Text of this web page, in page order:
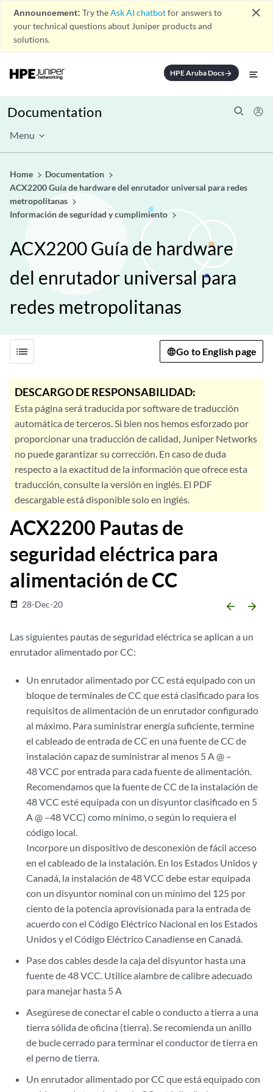
Announcement: Try theAsk AI chatbotfor answers to
your technical questions about Juniper products and
solutions.
close
HPE Aruba Docsarrow_forward
Documentation
Menu
Home
Documentation
ACX2200 Guía de hardware del enrutador universal para redes
metropolitanas
Información de seguridad y cumplimiento
ACX2200 Guía de hardware
del enrutador universal para
redes metropolitanas
list Go to English page
DESCARGO DE RESPONSABILIDAD:
Esta página será traducida por software de traducción
automática de terceros. Si bien nos hemos esforzado por
proporcionar una traducción de calidad, Juniper Networks
no puede garantizar su corrección. En caso de duda
respecto a la exactitud de la información que ofrece esta
traducción, consulte la versión en inglés. El PDF
descargable está disponible solo en inglés.
ACX2200 Pautas de
seguridad eléctrica para
alimentación de CC
date_range 28-Dec-20 arrow_backward arrow_forward
Las siguientes pautas de seguridad eléctrica se aplican a un
enrutador alimentado por CC:
Un enrutador alimentado por CC está equipado con un
bloque de terminales de CC que está clasificado para los
requisitos de alimentación de un enrutador configurado
al máximo. Para suministrar energía suficiente, termine
el cableado de entrada de CC en una fuente de CC de
instalación capaz de suministrar al menos 5 A @ –
48 VCC por entrada para cada fuente de alimentación.
Recomendamos que la fuente de CC de la instalación de
48 VCC esté equipada con un disyuntor clasificado en 5
A @ –48 VCC) como mínimo, o según lo requiera el
código local.
Incorpore un dispositivo de desconexión de fácil acceso
en el cableado de la instalación. En los Estados Unidos y
Canadá, la instalación de 48 VCC debe estar equipada
con un disyuntor nominal con un mínimo del 125 por
ciento de la potencia aprovisionada para la entrada de
acuerdo con el Código Eléctrico Nacional en los Estados
Unidos y el Código Eléctrico Canadiense en Canadá.
Pase dos cables desde la caja del disyuntor hasta una
fuente de 48 VCC. Utilice alambre de calibre adecuado
para manejar hasta 5 A
Asegúrese de conectar el cable o conducto a tierra a una
tierra sólida de oficina (tierra). Se recomienda un anillo
de bucle cerrado para terminar el conductor de tierra en
el perno de tierra.
Un enrutador alimentado por CC que está equipado con